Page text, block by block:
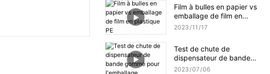
Film à bulles en papier vs
emballage de film en
plastique PE
2023 11 17
Test de chute de
dispensateur de bande
gommé pour l'emballage
2023 07 06